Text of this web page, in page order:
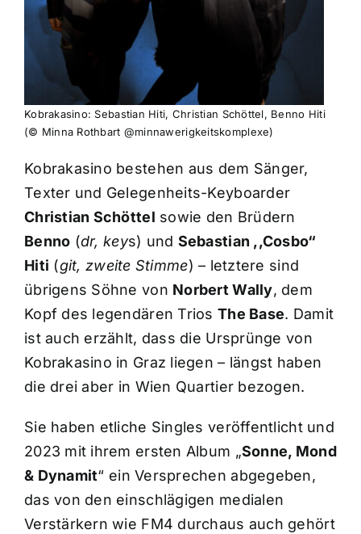
Kobrakasino: Sebastian Hiti, Christian Schöttel, Benno Hiti
(© Minna Rothbart @minnawerigkeitskomplexe)
Kobrakasino bestehen aus dem Sänger,
Texter und Gelegenheits-Keyboarder
Christian Schöttel sowie den Brüdern
Benno (dr, keys) und Sebastian ,,Cosbo“
Hiti (git, zweite Stimme) – letztere sind
übrigens Söhne von Norbert Wally, dem
Kopf des legendären TriosThe Base. Damit
ist auch erzählt, dass die Ursprünge von
Kobrakasino in Graz liegen – längst haben
die drei aber in Wien Quartier bezogen.
Sie haben etliche Singles veröffentlicht und
2023 mit ihrem ersten Album „Sonne, Mond
& Dynamit“ ein Versprechen abgegeben,
das von den einschlägigen medialen
Verstärkern wie FM4 durchaus auch gehört